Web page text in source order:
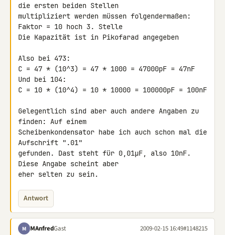
die ersten beiden Stellen
multipliziert werden müssen folgendermaßen:
Faktor = 10 hoch 3. Stelle
Die Kapazität ist in Pikofarad angegeben
Also bei 473:
C = 47 * (10^3) = 47 * 1000 = 47000pF = 47nF
Und bei 104:
C = 10 * (10^4) = 10 * 10000 = 100000pF = 100nF
Gelegentlich sind aber auch andere Angaben zu
finden: Auf einem
Scheibenkondensator habe ich auch schon mal die
Aufschrift ".01"
gefunden. Dast steht für 0,01µF, also 10nF.
Diese Angabe scheint aber
eher selten zu sein.
Antwort
M MAnfredGast 2009-02-15 16:49#1148215